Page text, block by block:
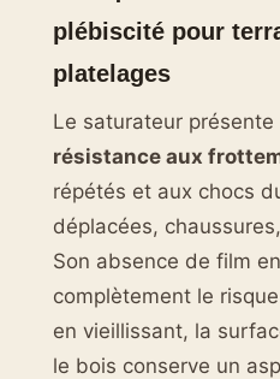
plébiscité pour
platelages
Le saturateur présente
résistance aux
répétés et aux chocs
déplacées,
Son absence de film
complètement le
en vieillissant, la
le bois conserve un